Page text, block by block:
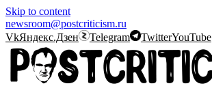
Skip to content
newsroom@postcriticism.ru
VkЯндекс.Дзен Telegram TwitterYouTube